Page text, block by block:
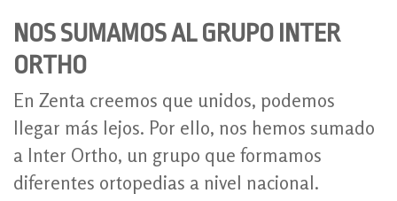
NOS SUMAMOS AL GRUPO INTER
ORTHO
En Zenta creemos que unidos, podemos
llegar más lejos. Por ello, nos hemos sumado
a Inter Ortho, un grupo que formamos
diferentes ortopedias a nivel nacional.